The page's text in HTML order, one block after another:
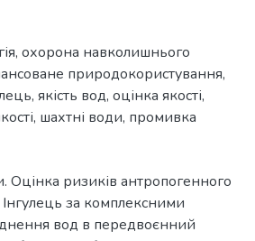
охорона навколишнього
природокористування,
, якість вод, оцінка якості,
, шахтні води, промивка
Оцінка ризиків антропогенного
за комплексними
вод в передвоєнний